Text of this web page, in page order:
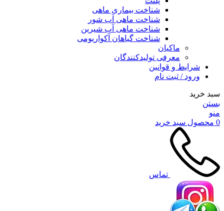
شناخت بیماری ماهی
شناخت ماهی آب شور
شناخت ماهی آب شیرین
شناخت گیاهان آکواریومی
ماکیان
معرفی تولیدکنندگان
شرایط و قوانین
ورود / ثبت نام
سبد خرید
بستن
منو
0 محصول سبد خرید
تماس